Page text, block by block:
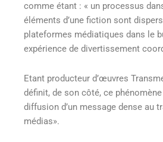
comme étant : « un processus
éléments d’une fiction sont
plateformes médiatiques dans le
expérience de divertissement
Etant producteur d’œuvres
définit, de son côté, ce
diffusion d’un message dense au
médias».